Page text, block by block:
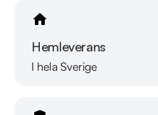
Hemleverans
I hela Sverige